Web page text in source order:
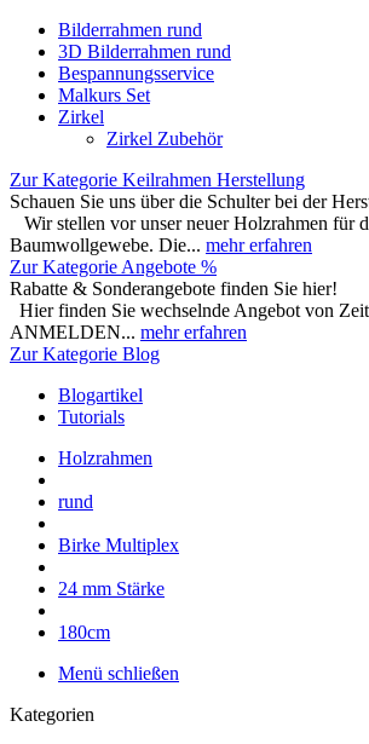
Bilderrahmen rund
3D Bilderrahmen rund
Bespannungsservice
Malkurs Set
Zirkel
Zirkel Zubehör
Zur Kategorie Keilrahmen Herstellung
Schauen Sie uns über die Schulter bei der
Wir stellen vor unser neuer Holzrahmen für
Baumwollgewebe. Die... mehr erfahren
Zur Kategorie Angebote %
Rabatte & Sonderangebote finden Sie hier!
Hier finden Sie wechselnde Angebot von
ANMELDEN... mehr erfahren
Zur Kategorie Blog
Blogartikel
Tutorials
Holzrahmen
rund
Birke Multiplex
24 mm Stärke
180cm
Menü schließen
Kategorien